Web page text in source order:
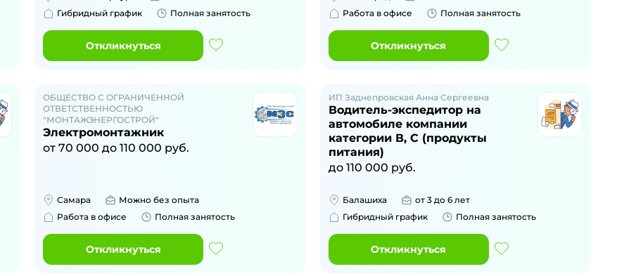
Гибридный график
Полная занятость
Откликнуться
Работа в офисе
Полная занятость
Откликнуться
ОБЩЕСТВО С ОГРАНИЧЕННОЙ
ОТВЕТСТВЕННОСТЬЮ
"МОНТАЖЭНЕРГОСТРОЙ"
Электромонтажник
от70 000 до110 000 руб.
Самара
Можно без опыта
Работа в офисе
Полная занятость
Откликнуться
ИП Заднепровская Анна Сергеевна
Водитель-экспедитор на
автомобиле компании
категории В, С (продукты
питания)
до 110 000 руб.
Балашиха
от 3 до 6 лет
Гибридный график
Полная занятость
Откликнуться